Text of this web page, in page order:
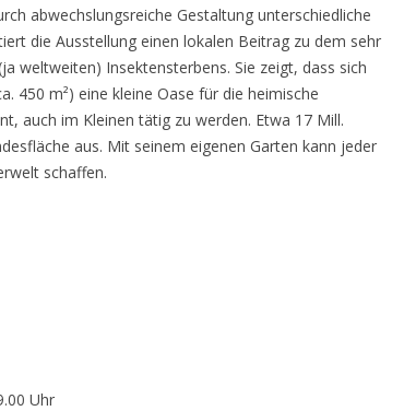
abwechslungsreiche Gestaltung unterschiedliche
die Ausstellung einen lokalen Beitrag zu dem sehr
weltweiten) Insektensterbens. Sie zeigt, dass sich
450 m²) eine kleine Oase für die heimische
auch im Kleinen tätig zu werden. Etwa 17 Mill.
aus. Mit seinem eigenen Garten kann jeder
schaffen.
Uhr